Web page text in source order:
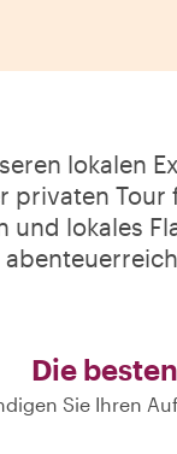
lokalen
privaten Tour
und lokales
Die
Sie Ihren